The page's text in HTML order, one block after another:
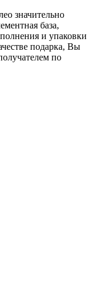
значительно
база,
и упаковки
подарка, Вы
по